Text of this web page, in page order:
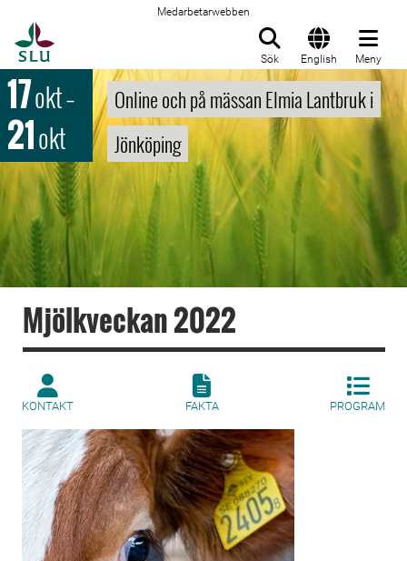
Medarbetarwebben
Sök English Meny
17okt–
21okt
Online och på mässan Elmia Lantbruk i
Jönköping
Mjölkveckan 2022
KONTAKT FAKTA PROGRAM